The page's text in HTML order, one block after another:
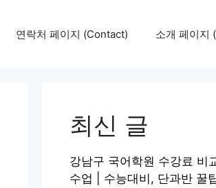
연락처 페이지 (Contact) 소개 페이지
최신 글
강남구 국어학원 수강료 비
수업 | 수능대비, 단과반 꿀